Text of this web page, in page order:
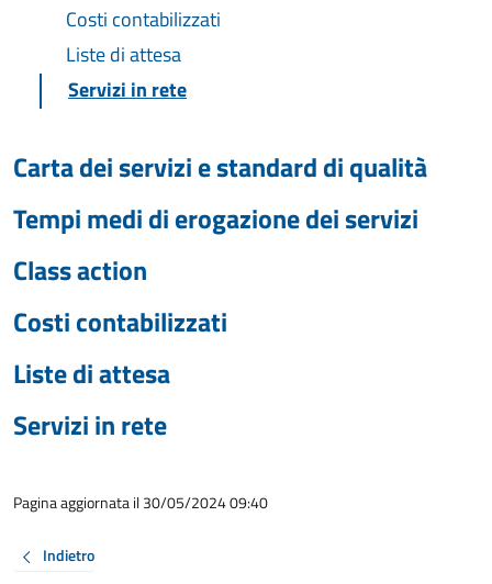
Costi contabilizzati
Liste di attesa
Servizi in rete
Carta dei servizi e standard di qualità
Tempi medi di erogazione dei servizi
Class action
Costi contabilizzati
Liste di attesa
Servizi in rete
Pagina aggiornata il 30/05/2024 09:40
Indietro